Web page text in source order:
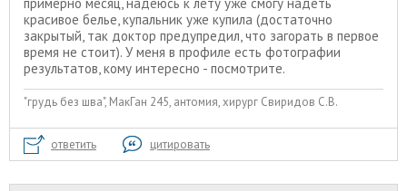
красивое белье, купальник уже купила (достаточно
закрытый, так доктор предупредил, что загорать в первое
время не стоит). У меня в профиле есть фотографии
результатов, кому интересно - посмотрите.
"грудь без шва", МакГан 245, антомия, хирург Свиридов С.В.
ответить цитировать